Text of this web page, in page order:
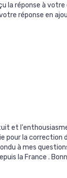
la réponse à
réponse en
et
pour la correction
à mes
la France .